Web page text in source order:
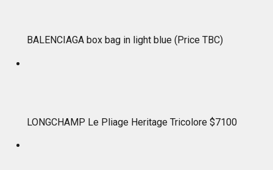
BALENCIAGA box bag in light blue (Price TBC)
LONGCHAMP Le Pliage Heritage Tricolore $7100